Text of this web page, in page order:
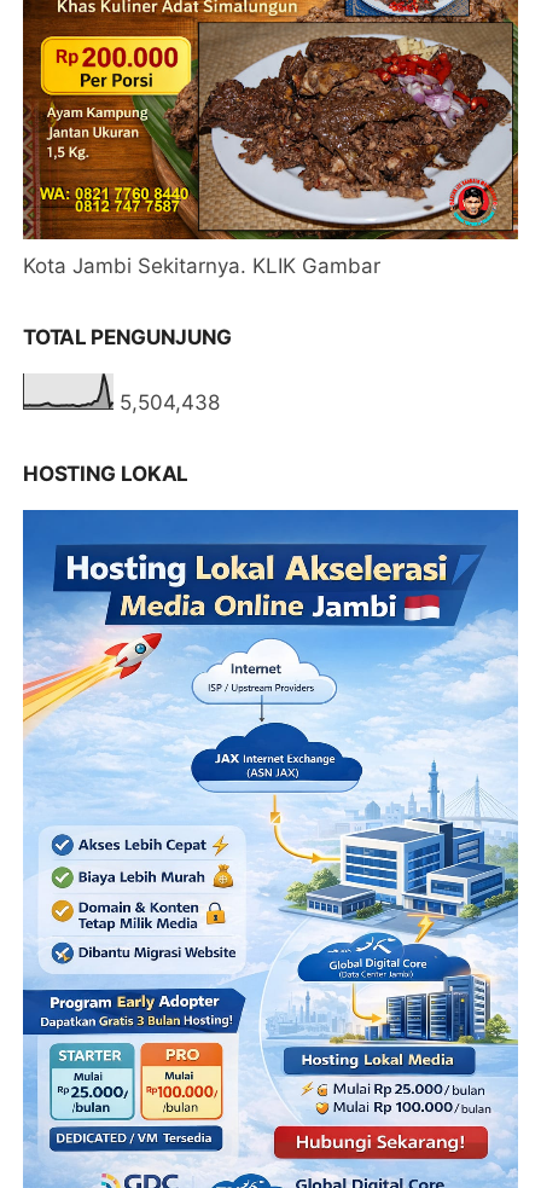
Kota Jambi Sekitarnya. KLIK Gambar
TOTAL PENGUNJUNG
5,504,438
HOSTING LOKAL